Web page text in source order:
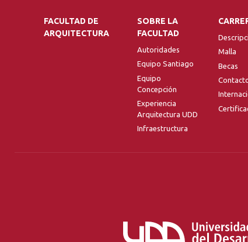
FACULTAD DE
ARQUITECTURA
SOBRE LA
FACULTAD
Autoridades
Equipo Santiago
Equipo
Concepción
Experiencia
Arquitectura UDD
Infraestructura
Malla
Becas